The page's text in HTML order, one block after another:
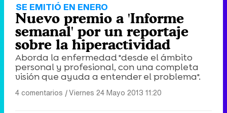
SE EMITIÓ EN ENERO
Nuevo premio a 'Informe
semanal' por un reportaje
sobre la hiperactividad
Aborda la enfermedad "desde el ámbito
personal y profesional, con una completa
visión que ayuda a entender el problema".
4 comentarios |Viernes 24 Mayo 2013 11:20